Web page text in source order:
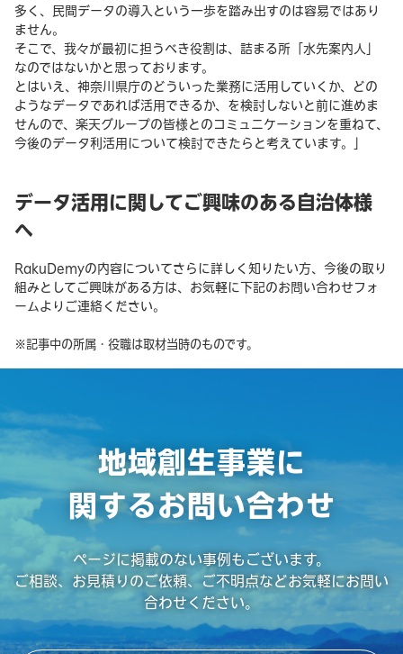
多く、民間データの導入という一歩を踏み出すのは容易ではあり
ません。
そこで、我々が最初に担うべき役割は、詰まる所「水先案内人」
なのではないかと思っております。
とはいえ、神奈川県庁のどういった業務に活用していくか、どの
ようなデータであれば活用できるか、を検討しないと前に進めま
せんので、楽天グループの皆様とのコミュニケーションを重ねて、
今後のデータ利活用について検討できたらと考えています。」
データ活用に関してご興味のある自治体様
へ
RakuDemyの内容についてさらに詳しく知りたい方、今後の取り
組みとしてご興味がある方は、お気軽に下記のお問い合わせフォ
ームよりご連絡ください。
※記事中の所属・役職は取材当時のものです。
地域創生事業に
関するお問い合わせ
ページに掲載のない事例もございます。
ご相談、お見積りのご依頼、ご不明点などお気軽にお問い
合わせください。